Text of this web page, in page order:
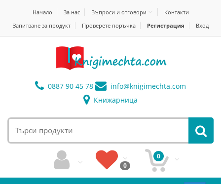
Начало За нас Въпроси и отговори
Контакти
Запитване за продукт
Проверете поръчка Регистрация Вход
0887 90 45 78 info@knigimechta.com
Книжарница
0
0